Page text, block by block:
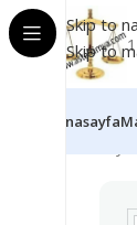
Skip to
Skip to
Anasayfa